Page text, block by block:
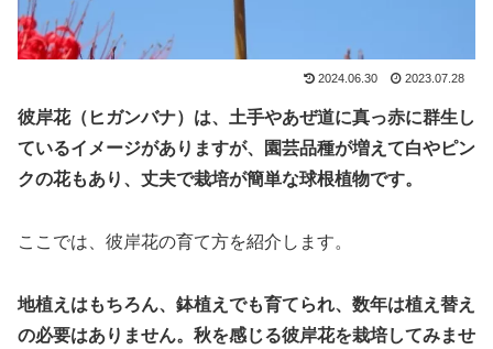
2024.06.30 2023.07.28
彼岸花（ヒガンバナ）は、土手やあぜ道に真っ赤に群生し
ているイメージがありますが、園芸品種が増えて白やピン
クの花もあり、丈夫で栽培が簡単な球根植物です。
ここでは、彼岸花の育て方を紹介します。
地植えはもちろん、鉢植えでも育てられ、数年は植え替え
の必要はありません。秋を感じる彼岸花を栽培してみませ